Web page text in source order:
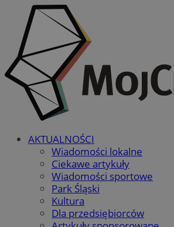
AKTUALNOŚCI
Wiadomości lokalne
Ciekawe artykuły
Wiadomości sportowe
Park Śląski
Kultura
Dla przedsiębiorców